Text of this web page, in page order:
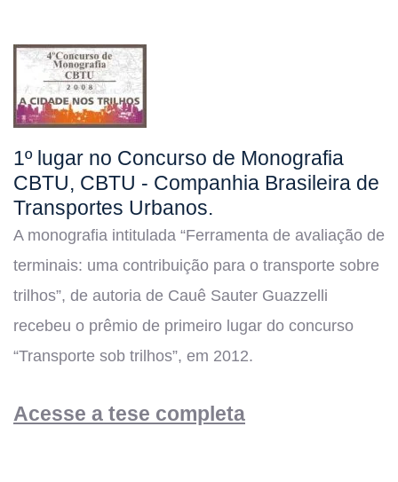
1º lugar no Concurso de Monografia
CBTU, CBTU - Companhia Brasileira de
Transportes Urbanos.
A monografia intitulada “Ferramenta de avaliação de
terminais: uma contribuição para o transporte sobre
trilhos”, de autoria de Cauê Sauter Guazzelli
recebeu o prêmio de primeiro lugar do concurso
“Transporte sob trilhos”, em 2012.
Acesse a tese completa